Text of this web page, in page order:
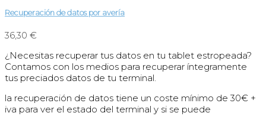
Recuperación de datos por avería
36,30 €
¿Necesitas recuperar tus datos en tu tablet estropeada?
Contamos con los medios para recuperar íntegramente
tus preciados datos de tu terminal.
la recuperación de datos tiene un coste mínimo de 30€ +
iva para ver el estado del terminal y si se puede